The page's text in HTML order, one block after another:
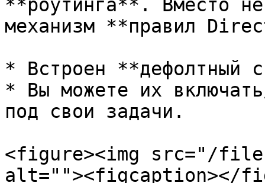
**роутинга**. Вместо
механизм **правил
* Встроен **дефолтный
* Вы можете их
под свои задачи.
<figure><img src="/files/
alt=""><figcaption></